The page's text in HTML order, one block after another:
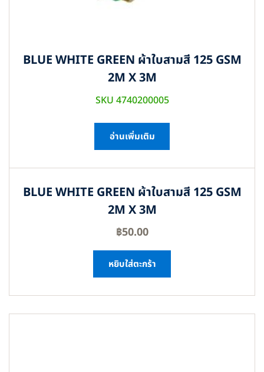
BLUE WHITE GREEN ผ้าใบสามสี 125 GSM
2M X 3M
SKU 4740200005
อ่านเพิ่มเติม
BLUE WHITE GREEN ผ้าใบสามสี 125 GSM
2M X 3M
฿50.00
หยิบใส่ตะกร้า